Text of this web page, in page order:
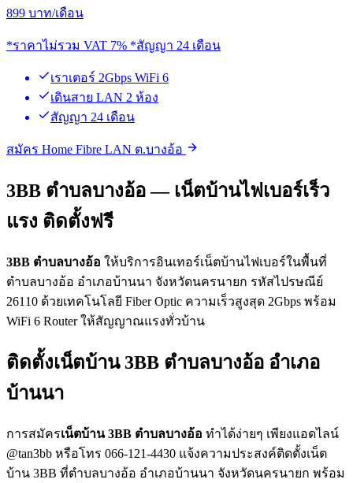
899 บาท/เดือน
*ราคาไม่รวม VAT 7% *สัญญา 24 เดือน
เราเตอร์ 2Gbps WiFi 6
เดินสาย LAN 2 ห้อง
สัญญา 24 เดือน
สมัคร Home Fibre LAN ต.บางอ้อ
3BB ตำบลบางอ้อ — เน็ตบ้านไฟเบอร์เร็ว
แรง ติดตั้งฟรี
3BB ตำบลบางอ้อ ให้บริการอินเทอร์เน็ตบ้านไฟเบอร์ในพื้นที่
ตำบลบางอ้อ อำเภอบ้านนา จังหวัดนครนายก รหัสไปรษณีย์
26110 ด้วยเทคโนโลยี Fiber Optic ความเร็วสูงสุด 2Gbps พร้อม
WiFi 6 Router ให้สัญญาณแรงทั่วบ้าน
ติดตั้งเน็ตบ้าน 3BB ตำบลบางอ้อ อำเภอ
บ้านนา
การสมัครเน็ตบ้าน 3BB ตำบลบางอ้อ ทำได้ง่ายๆ เพียงแอดไลน์
@tan3bb หรือโทร 066-121-4430 แจ้งความประสงค์ติดตั้งเน็ต
บ้าน 3BB ที่ตำบลบางอ้อ อำเภอบ้านนา จังหวัดนครนายก พร้อม